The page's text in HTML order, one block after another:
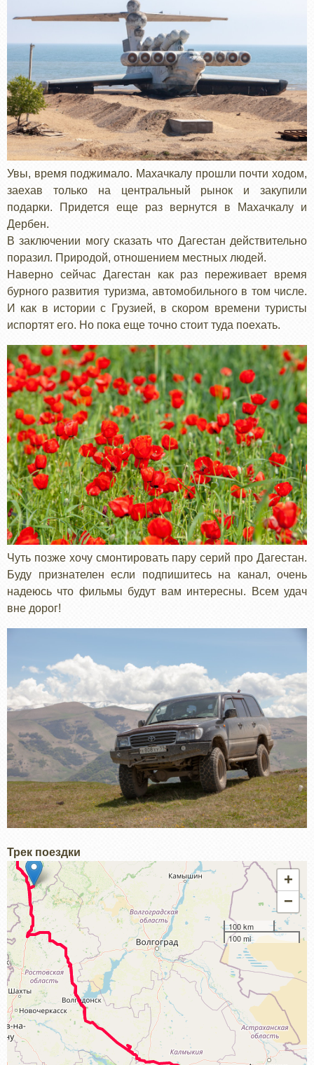
Увы, время поджимало. Махачкалу прошли почти ходом,
заехав только на центральный рынок и закупили
подарки. Придется еще раз вернутся в Махачкалу и
Дербен.
В заключении могу сказать что Дагестан действительно
поразил. Природой, отношением местных людей.
Наверно сейчас Дагестан как раз переживает время
бурного развития туризма, автомобильного в том числе.
И как в истории с Грузией, в скором времени туристы
испортят его. Но пока еще точно стоит туда поехать.
Чуть позже хочу смонтировать пару серий про Дагестан.
Буду признателен если подпишитесь на канал, очень
надеюсь что фильмы будут вам интересны. Всем удач
вне дорог!
Трек поездки
+
−
100 km
100 mi